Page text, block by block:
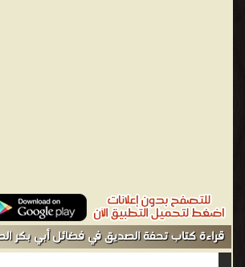
الآخرة سنة 13هـ، وكان عمره ثلاثاً وستين
الخطَّاب. هو: «عبد الله بن عثمان بن عامر بن
بن تيم بن مرة بن كعب بن لؤي بن غالب بن
قراءة كتاب تحفة الصديق في فضائل أبي بكر